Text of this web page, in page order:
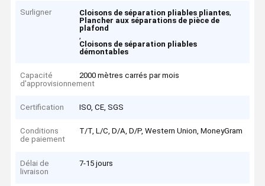
Surligner Cloisons de séparation pliables pliantes,
Plancher aux séparations de pièce de
plafond
,
Cloisons de séparation pliables
démontables
Capacité
d'approvisionnement
2000 mètres carrés par mois
Certification ISO, CE, SGS
Conditions
de paiement
T/T, L/C, D/A, D/P, Western Union, MoneyGram
Délai de
livraison
7-15 jours